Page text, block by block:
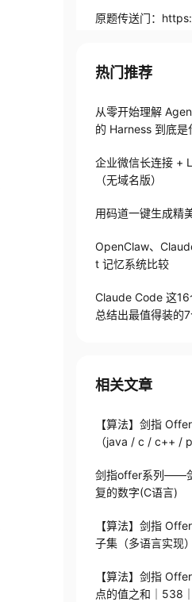
原题传送门：
blems/
热门推荐
从零开始理解
的 Harness 到底是
企业微信长连接 +
（无域名版）
用码道一键生成精
OpenClaw、
t 记忆系统比较
Claude Code 这
总结出最值得装的
相关文章
【算法】剑指
（java / c / c++ /
剑指offer系列——
复的数字(C语言)
【算法】剑指
子集（多语言实现）
【算法】剑指
点的值之和｜538